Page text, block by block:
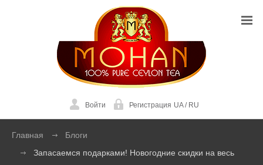
Войти Регистрация UA/RU
Главная
Блоги
Запасаемся подарками! Новогодние скидки на весь